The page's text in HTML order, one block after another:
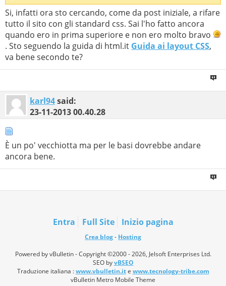
Si, infatti ora sto cercando, come da post iniziale, a rifare
tutto il sito con gli standard css. Sai l'ho fatto ancora
quando ero in prima superiore e non ero molto bravo
. Sto seguendo la guida di html.it Guida ai layout CSS,
va bene secondo te?
karl94said:
23-11-201300.40.28
È un po' vecchiotta ma per le basi dovrebbe andare
ancora bene.
Entra Full Site Inizio pagina
Crea blog- Hosting
Powered by vBulletin - Copyright ©2000 - 2026, Jelsoft Enterprises Ltd.
SEO byvBSEO
Traduzione italiana :www.vbulletin.ite www.tecnology-tribe.com
vBulletin Metro Mobile Theme